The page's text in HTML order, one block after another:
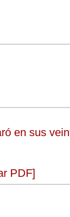
en sus
PDF]